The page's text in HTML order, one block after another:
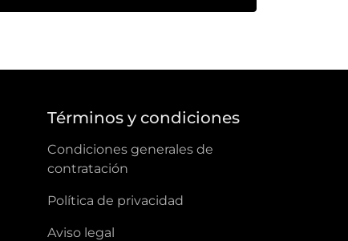
Términos y condiciones
condiciones generales de
contratación
política de privacidad
aviso legal